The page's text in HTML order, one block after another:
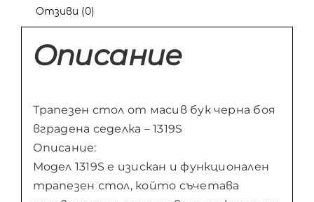
Отзиви (0)
Описание
Трапезен стол от масив бук черна боя
вградена седелка – 1319S
Описание:
Модел 1319S е изискан и функционален
трапезен стол, който съчетава